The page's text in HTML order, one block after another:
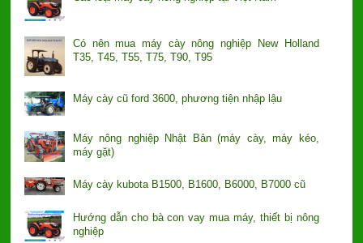
Có nên mua máy cày nông nghiệp New Holland
T35, T45, T55, T75, T90, T95
Máy cày cũ ford 3600, phương tiện nhập lậu
Máy nông nghiệp Nhật Bản (máy cày, máy kéo,
máy gặt)
Máy cày kubota B1500, B1600, B6000, B7000 cũ
Hướng dẫn cho bà con vay mua máy, thiết bị nông
nghiệp